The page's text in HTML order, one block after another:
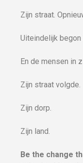
Zijn straat.
Uiteindelijk
En de mensen in
Zijn straat volgde.
Zijn dorp.
Zijn land.
Be the change